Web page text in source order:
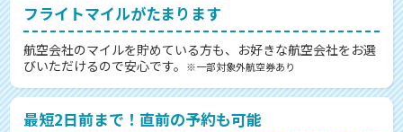
フライトマイルがたまります
航空会社のマイルを貯めている方も、お好きな航空会社をお選
びいただけるので安心です。
※一部対象外航空券あり
最短2日前まで！直前の予約も可能